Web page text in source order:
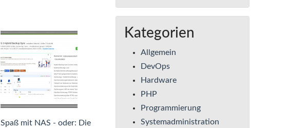
Spaß mit NAS - oder: Die
Kategorien
Allgemein
DevOps
Hardware
PHP
Programmierung
Systemadministration